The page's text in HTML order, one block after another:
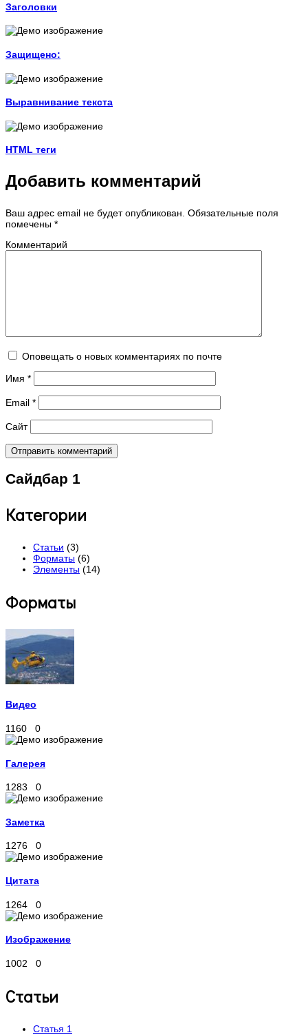
Заголовки
Защищено:
Выравнивание текста
HTML теги
Добавить комментарий
Ваш адрес email не будет опубликован. Обязательные поля
помечены *
Комментарий
Оповещать о новых комментариях по почте
Имя *
Email *
Сайт
Сайдбар 1
Категории
Статьи (3)
Форматы (6)
Элементы (14)
Форматы
Видео
1160 0
Галерея
1283 0
Заметка
1276 0
Цитата
1264 0
Изображение
1002 0
Статьи
Статья 1